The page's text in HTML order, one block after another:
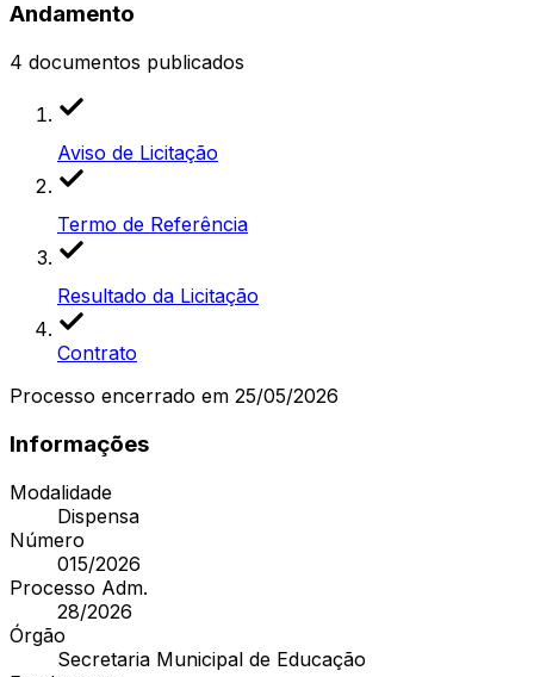
Andamento
4 documentos publicados
Aviso de Licitação
Termo de Referência
Resultado da Licitação
Contrato
Processo encerrado em 25/05/2026
Informações
Modalidade
Dispensa
Número
015/2026
Processo Adm.
28/2026
Órgão
Secretaria Municipal de Educação